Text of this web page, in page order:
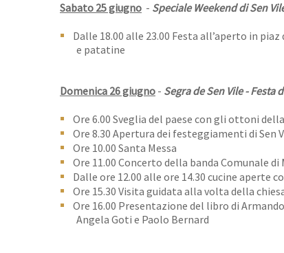
Sabato 25 giugno - Speciale Weekend di Sen
Dalle 18.00 alle 23.00 Festa all’aperto in
e patatine
Domenica 26 giugno - Segra de Sen Vile - Festa
Ore 6.00 Sveglia del paese con gli ottoni
Ore 8.30 Apertura dei festeggiamenti di Sen
Ore 10.00 Santa Messa
Ore 11.00 Concerto della banda Comunale
Dalle ore 12.00 alle ore 14.30 cucine aperte
Ore 15.30 Visita guidata alla volta della
Ore 16.00 Presentazione del libro di
Angela Goti e Paolo Bernard